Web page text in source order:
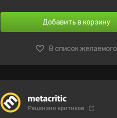
Добавить в корзину
В список желаемого
Рецензии критиков